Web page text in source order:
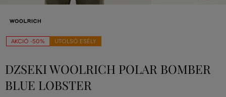
AKCIÓ -50% UTOLSÓ ESÉLY
DZSEKI WOOLRICH POLAR BOMBER
BLUE LOBSTER